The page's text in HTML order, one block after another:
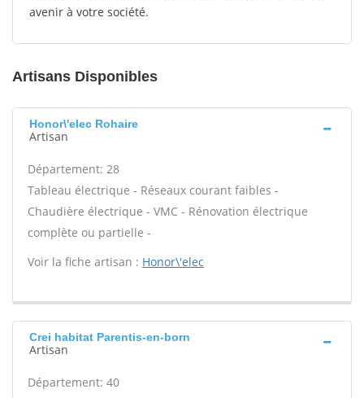
avenir à votre société.
Artisans Disponibles
Honor\'elec Rohaire
Artisan
Département: 28
Tableau électrique - Réseaux courant faibles -
Chaudière électrique - VMC - Rénovation électrique
complète ou partielle -
Voir la fiche artisan : Honor\'elec
Crei habitat Parentis-en-born
Artisan
Département: 40